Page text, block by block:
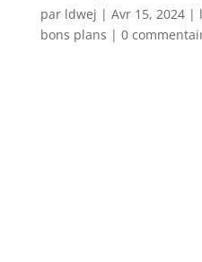
par ldwej | Avr 15, 2024|
bons plans | 0